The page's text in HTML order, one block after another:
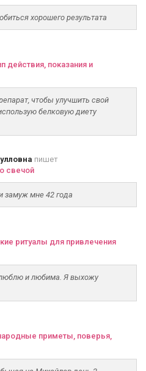
хорошего результата
действия, показания и
чтобы улучшить свой
белковую диету
пишет
свечой
замуж мне 42 года
ритуалы для привлечения
и любима. Я выхожу
приметы, поверья,